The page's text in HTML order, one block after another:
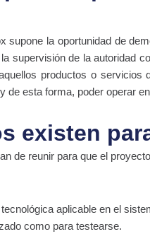
supone la oportunidad de
supervisión de la autoridad
productos o
de esta forma, poder operar
existen
de reunir para que el
aplicable en el
como para testearse.